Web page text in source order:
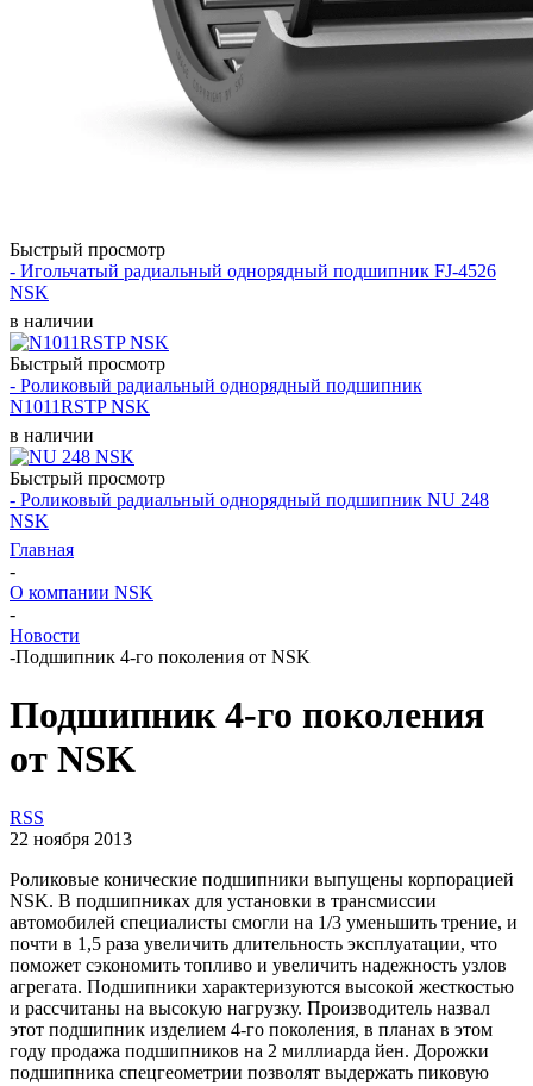
Быстрый просмотр
- Игольчатый радиальный однорядный подшипник FJ-4526
NSK
в наличии
Быстрый просмотр
- Роликовый радиальный однорядный подшипник
N1011RSTP NSK
в наличии
Быстрый просмотр
- Роликовый радиальный однорядный подшипник NU 248
NSK
Главная
-
О компании NSK
-
Новости
-Подшипник 4-го поколения от NSK
Подшипник 4-го поколения
от NSK
RSS
22 ноября 2013
Роликовые конические подшипники выпущены корпорацией
NSK. В подшипниках для установки в трансмиссии
автомобилей специалисты смогли на 1/3 уменьшить трение, и
почти в 1,5 раза увеличить длительность эксплуатации, что
поможет сэкономить топливо и увеличить надежность узлов
агрегата. Подшипники характеризуются высокой жесткостью
и рассчитаны на высокую нагрузку. Производитель назвал
этот подшипник изделием 4-го поколения, в планах в этом
году продажа подшипников на 2 миллиарда йен. Дорожки
подшипника спецгеометрии позволят выдержать пиковую